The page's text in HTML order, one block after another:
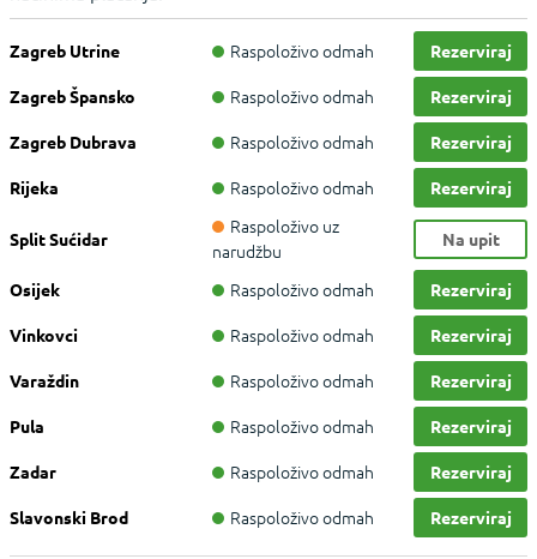
Zagreb Utrine Raspoloživo odmah Rezerviraj
Zagreb Špansko Raspoloživo odmah Rezerviraj
Zagreb Dubrava Raspoloživo odmah Rezerviraj
Rijeka Raspoloživo odmah Rezerviraj
Split Sućidar
Raspoloživo uz
narudžbu
Na upit
Osijek Raspoloživo odmah Rezerviraj
Vinkovci Raspoloživo odmah Rezerviraj
Varaždin Raspoloživo odmah Rezerviraj
Pula Raspoloživo odmah Rezerviraj
Zadar Raspoloživo odmah Rezerviraj
Slavonski Brod Raspoloživo odmah Rezerviraj